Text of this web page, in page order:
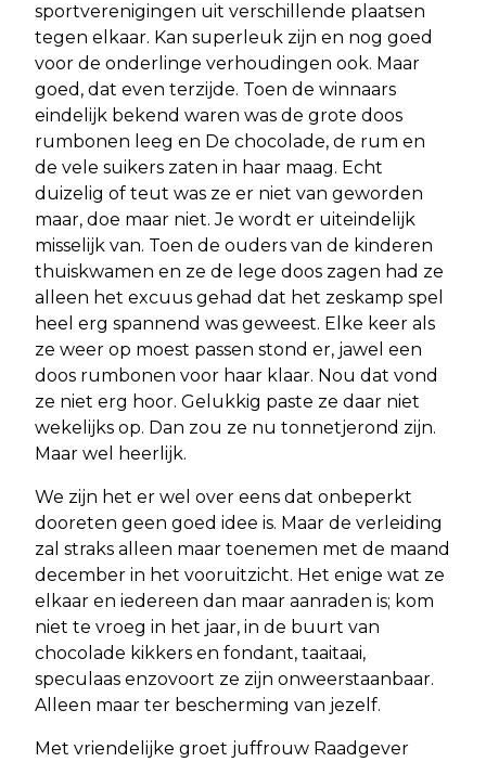
sportverenigingen uit verschillende plaatsen
tegen elkaar. Kan superleuk zijn en nog goed
voor de onderlinge verhoudingen ook. Maar
goed, dat even terzijde. Toen de winnaars
eindelijk bekend waren was de grote doos
rumbonen leeg en De chocolade, de rum en
de vele suikers zaten in haar maag. Echt
duizelig of teut was ze er niet van geworden
maar, doe maar niet. Je wordt er uiteindelijk
misselijk van. Toen de ouders van de kinderen
thuiskwamen en ze de lege doos zagen had ze
alleen het excuus gehad dat het zeskamp spel
heel erg spannend was geweest. Elke keer als
ze weer op moest passen stond er, jawel een
doos rumbonen voor haar klaar. Nou dat vond
ze niet erg hoor. Gelukkig paste ze daar niet
wekelijks op. Dan zou ze nu tonnetjerond zijn.
Maar wel heerlijk.
We zijn het er wel over eens dat onbeperkt
dooreten geen goed idee is. Maar de verleiding
zal straks alleen maar toenemen met de maand
december in het vooruitzicht. Het enige wat ze
elkaar en iedereen dan maar aanraden is; kom
niet te vroeg in het jaar, in de buurt van
chocolade kikkers en fondant, taaitaai,
speculaas enzovoort ze zijn onweerstaanbaar.
Alleen maar ter bescherming van jezelf.
Met vriendelijke groet juffrouw Raadgever